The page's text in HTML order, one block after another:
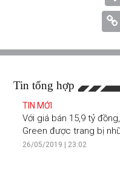
Tin tổng hợp
TIN MỚI
Với giá bán 15,9 tỷ
Green được trang bị
26/05/2019 | 23:02